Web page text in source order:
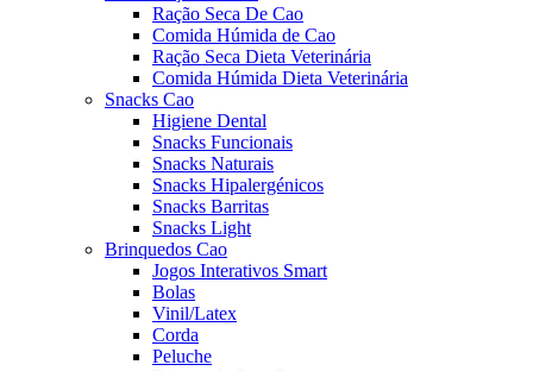
Ração Seca De Cao
Comida Húmida de Cao
Ração Seca Dieta Veterinária
Comida Húmida Dieta Veterinária
Snacks Cao
Higiene Dental
Snacks Funcionais
Snacks Naturais
Snacks Hipalergénicos
Snacks Barritas
Snacks Light
Brinquedos Cao
Jogos Interativos Smart
Bolas
Vinil/Latex
Corda
Peluche